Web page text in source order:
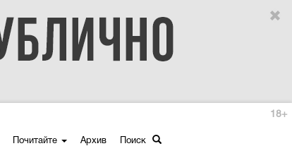
Почитайте Архив Поиск
18+